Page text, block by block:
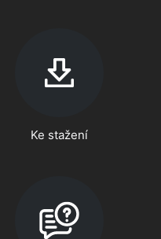
Ke stažení